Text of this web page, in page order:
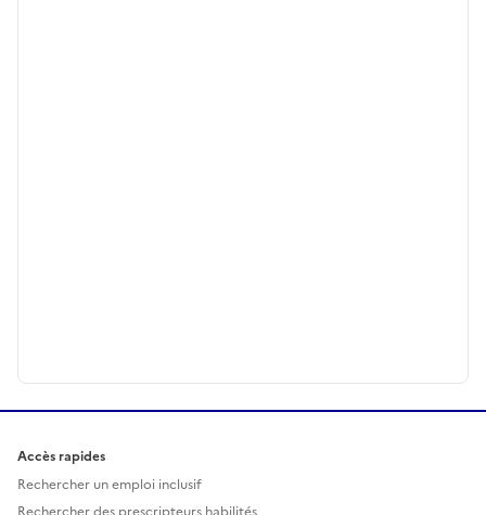
Accès rapides
Rechercher un emploi inclusif